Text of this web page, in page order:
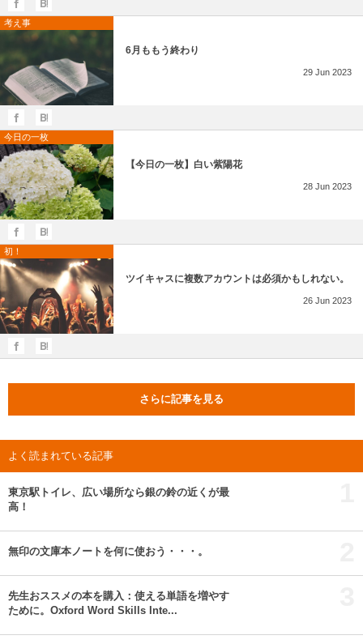
考え事
6月ももう終わり
29 Jun 2023
今日の一枚
【今日の一枚】白い紫陽花
28 Jun 2023
初！
ツイキャスに複数アカウントは必須かもしれない。
26 Jun 2023
さらに記事を見る
よく読まれている記事
東京駅トイレ、広い場所なら銀の鈴の近くが最
高！
無印の文庫本ノートを何に使おう・・・。
先生おススメの本を購入：使える単語を増やす
ために。Oxford Word Skills Inte...